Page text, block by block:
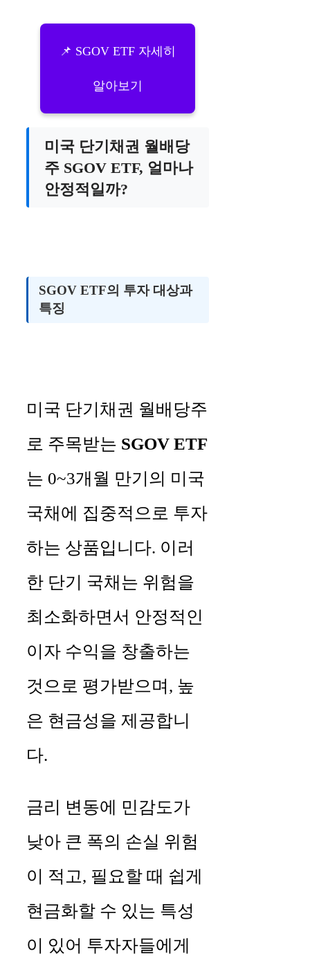
📌 SGOV ETF 자세히
알아보기
미국 단기채권 월배당
주 SGOV ETF, 얼마나
안정적일까?
SGOV ETF의 투자 대상과
특징
미국 단기채권 월배당주
로 주목받는 SGOV ETF
는 0~3개월 만기의 미국
국채에 집중적으로 투자
하는 상품입니다. 이러
한 단기 국채는 위험을
최소화하면서 안정적인
이자 수익을 창출하는
것으로 평가받으며, 높
은 현금성을 제공합니
다.
금리 변동에 민감도가
낮아 큰 폭의 손실 위험
이 적고, 필요할 때 쉽게
현금화할 수 있는 특성
이 있어 투자자들에게